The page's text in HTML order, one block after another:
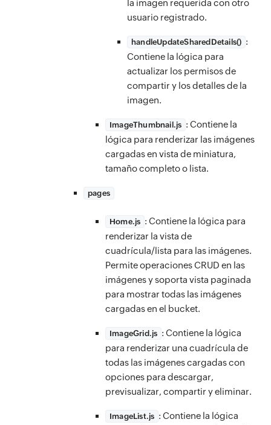
la imagen requerida con otro
usuario registrado.
handleUpdateSharedDetails() :
Contiene la lógica para
actualizar los permisos de
compartir y los detalles de la
imagen.
ImageThumbnail.js : Contiene la
lógica para renderizar las imágenes
cargadas en vista de miniatura,
tamaño completo o lista.
pages
Home.js : Contiene la lógica para
renderizar la vista de
cuadrícula/lista para las imágenes.
Permite operaciones CRUD en las
imágenes y soporta vista paginada
para mostrar todas las imágenes
cargadas en el bucket.
ImageGrid.js : Contiene la lógica
para renderizar una cuadrícula de
todas las imágenes cargadas con
opciones para descargar,
previsualizar, compartir y eliminar.
ImageList.js : Contiene la lógica